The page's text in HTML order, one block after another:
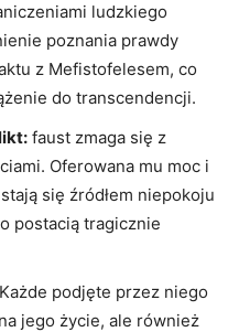
ludzkiego
poznania prawdy
z Mefistofelesem, co
do transcendencji.
faust zmaga się z
Oferowana mu moc i
się źródłem niepokoju
postacią tragicznie
Każde podjęte przez niego
jego życie, ale również